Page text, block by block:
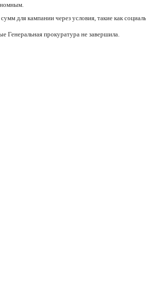
для кампании через условия, такие как
Генеральная прокуратура не завершила.